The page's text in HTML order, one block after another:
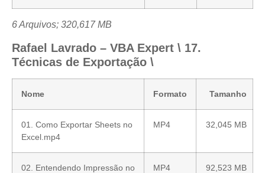
6 Arquivos; 320,617 MB
Rafael Lavrado – VBA Expert \ 17.
Técnicas de Exportação \
Nome Formato Tamanho
01. Como Exportar Sheets no
Excel.mp4
MP4 32,045 MB
02. Entendendo Impressão no
MP4 92,523 MB